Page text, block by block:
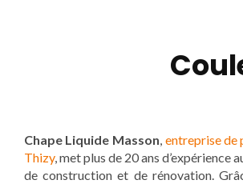
Chape Liquide Masson, entreprise de
Thizy, met plus de 20 ans d’expérience
de construction et de rénovation.